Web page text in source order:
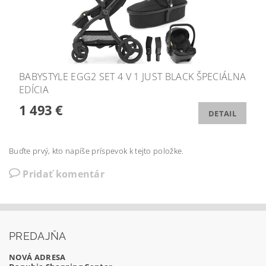
BABYSTYLE EGG2 SET 4 V 1 JUST BLACK ŠPECIÁLNA
EDÍCIA
1 493 € DETAIL
Buďte prvý, kto napíše príspevok k tejto položke.
Pridať komentár
PREDAJŇA
NOVÁ ADRESA